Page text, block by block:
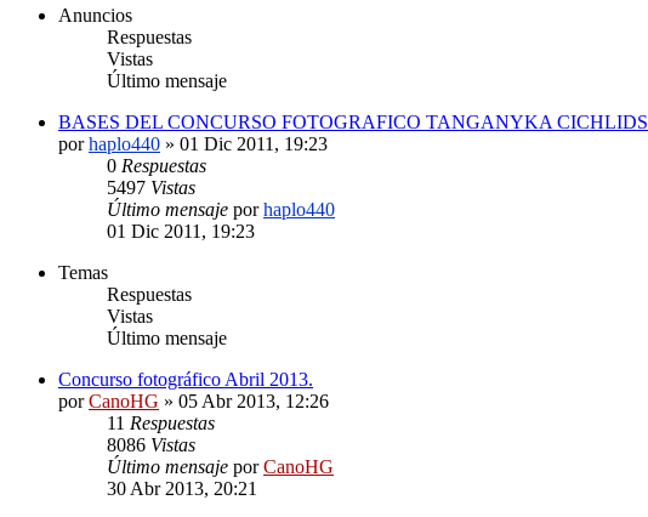
Anuncios
Respuestas
Vistas
Último mensaje
BASES DEL CONCURSO FOTOGRAFICO TANGANYKA CICHLIDS
porhaplo440 » 01 Dic 2011, 19:23
0 Respuestas
5497 Vistas
Último mensaje porhaplo440
01 Dic 2011, 19:23
Temas
Respuestas
Vistas
Último mensaje
Concurso fotográfico Abril 2013.
porCanoHG » 05 Abr 2013, 12:26
11 Respuestas
8086 Vistas
Último mensaje porCanoHG
30 Abr 2013, 20:21